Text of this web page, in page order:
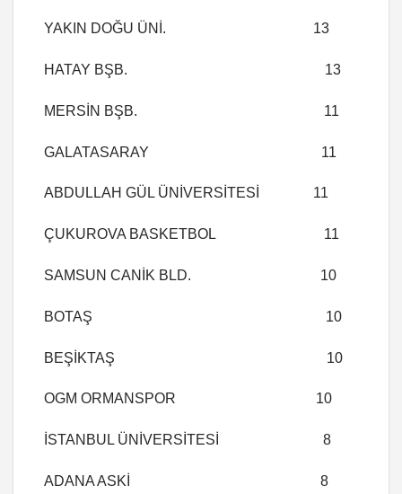
YAKIN DOĞU ÜNİ. 13
HATAY BŞB. 13
MERSİN BŞB. 11
GALATASARAY 11
ABDULLAH GÜL ÜNİVERSİTESİ 11
ÇUKUROVA BASKETBOL 11
SAMSUN CANİK BLD. 10
BOTAŞ 10
BEŞİKTAŞ 10
OGM ORMANSPOR 10
İSTANBUL ÜNİVERSİTESİ 8
ADANA ASKİ 8